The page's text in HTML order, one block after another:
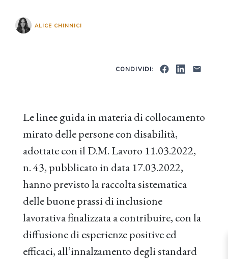
ALICE CHINNICI
CONDIVIDI:
Le linee guida in materia di collocamento
mirato delle persone con disabilità,
adottate con il D.M. Lavoro 11.03.2022,
n. 43, pubblicato in data 17.03.2022,
hanno previsto la raccolta sistematica
delle buone prassi di inclusione
lavorativa finalizzata a contribuire, con la
diffusione di esperienze positive ed
efficaci, all’innalzamento degli standard